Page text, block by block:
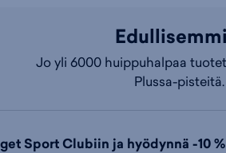
Jo yli 6000 huippuhalpaa
Plussa-pisteitä.
Sport Clubiin ja hyödynnä -10